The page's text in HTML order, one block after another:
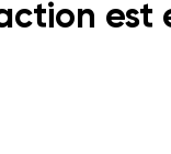
est